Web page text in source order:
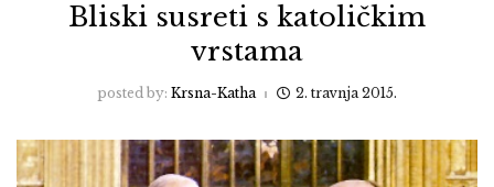
Bliski susreti s katoličkim
vrstama
posted by: Krsna-Katha 2. travnja 2015.